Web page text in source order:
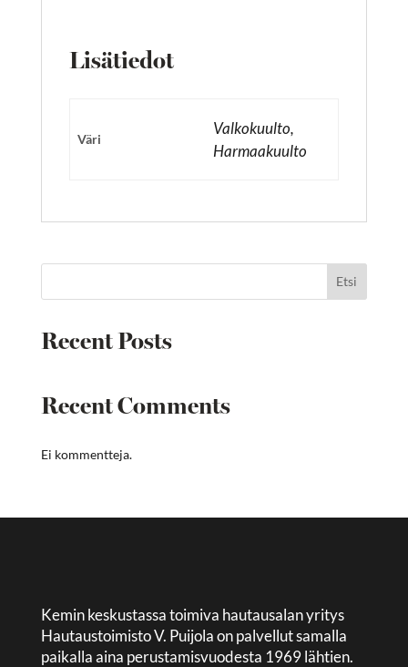
Lisätiedot
Väri
Valkokuulto,
Harmaakuulto
Etsi
Recent Posts
Recent Comments
Ei kommentteja.
Kemin keskustassa toimiva hautausalan yritys
Hautaustoimisto V. Puijola on palvellut samalla
paikalla aina perustamisvuodesta 1969 lähtien.